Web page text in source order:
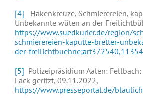
[4] Hakenkreuze, Schmierereien,
Unbekannte wüten an der
https://www.suedkurier.de/region/
schmierereien-kaputte-bretter-
der-
[5] Polizeipräsidium Aalen:
Lack geritzt, 09.11.2022,
https://www.presseportal.de/